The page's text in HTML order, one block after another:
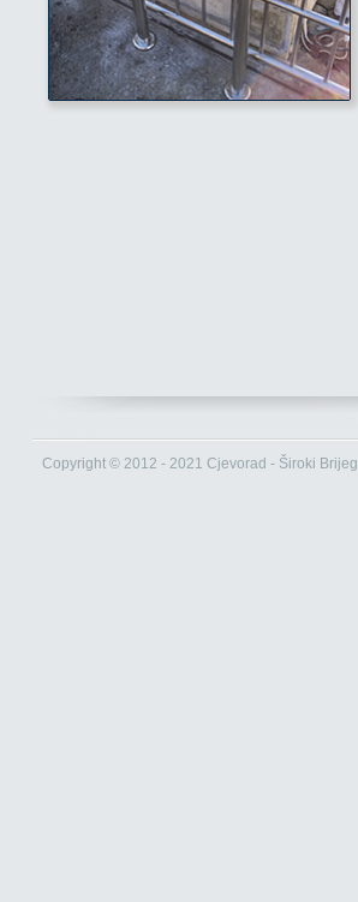
Copyright © 2012 - 2021 Cjevorad - Široki Brijeg